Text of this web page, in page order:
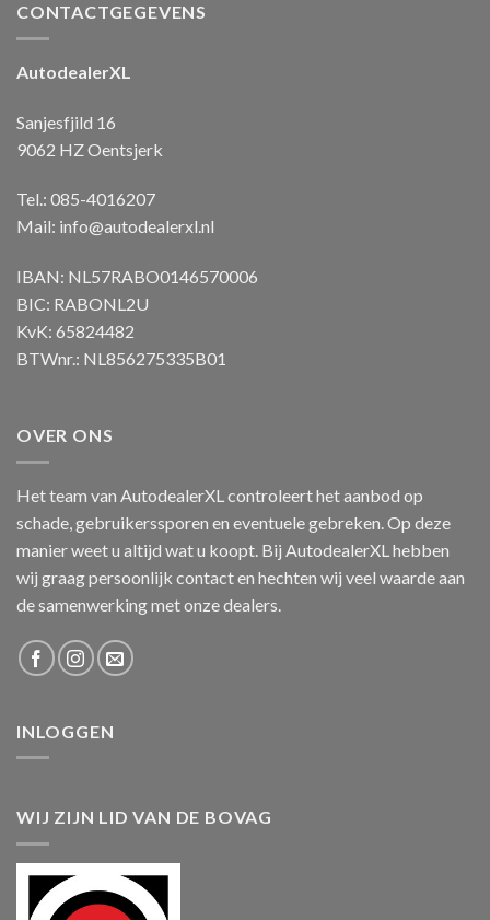
CONTACTGEGEVENS
AutodealerXL
Sanjesfjild 16
9062 HZ Oentsjerk
Tel.: 085-4016207
Mail: info@autodealerxl.nl
IBAN: NL57RABO0146570006
BIC: RABONL2U
KvK: 65824482
BTWnr.: NL856275335B01
OVER ONS
Het team van AutodealerXL controleert het aanbod op
schade, gebruikerssporen en eventuele gebreken. Op deze
manier weet u altijd wat u koopt. Bij AutodealerXL hebben
wij graag persoonlijk contact en hechten wij veel waarde aan
de samenwerking met onze dealers.
INLOGGEN
WIJ ZIJN LID VAN DE BOVAG